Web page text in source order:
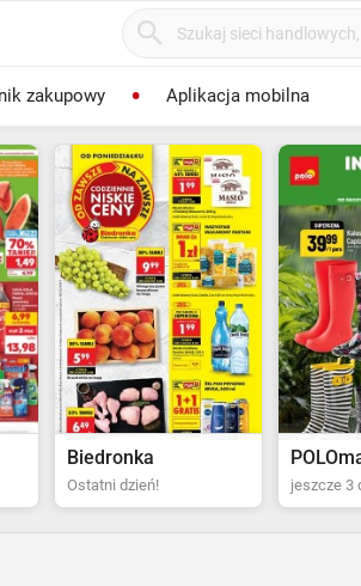
zakupowy Aplikacja mobilna
POLOmarket
jeszcze 3 dni jeszcze 4